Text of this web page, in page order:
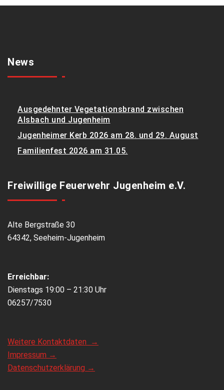
News
Ausgedehnter Vegetationsbrand zwischen
Alsbach und Jugenheim
Jugenheimer Kerb 2026 am 28. und 29. August
Familienfest 2026 am 31.05.
Freiwillige Feuerwehr Jugenheim e.V.
Alte Bergstraße 30
64342, Seeheim-Jugenheim
Erreichbar:
Dienstags 19:00 – 21:30 Uhr
06257/7530
Weitere Kontaktdaten →
Impressum →
Datenschutzerklärung →